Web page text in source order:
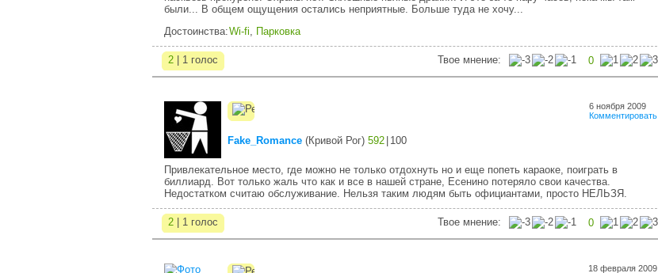
были... В общем ощущения остались неприятные. Больше туда не хочу...
Достоинства:Wi-fi, Парковка
2 | 1 голос Твое мнение: 0
Fake_Romance (Кривой Рог) 592 100
6 ноября 2009
Комментировать
Привлекательное место, где можно не только отдохнуть но и еще попеть караоке, поиграть в
биллиард. Вот только жаль что как и все в нашей стране, Есенино потеряло свои качества.
Недостатком считаю обслуживание. Нельзя таким людям быть официантами, просто НЕЛЬЗЯ.
2 | 1 голос Твое мнение: 0
18 февраля 2009